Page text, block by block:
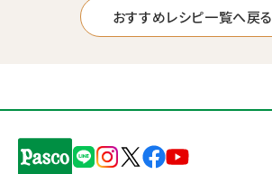
おすすめレシピ一覧へ戻る